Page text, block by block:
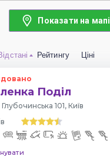
Показати на мапі
Рейтингу Ціні
Поділ
101, Київ